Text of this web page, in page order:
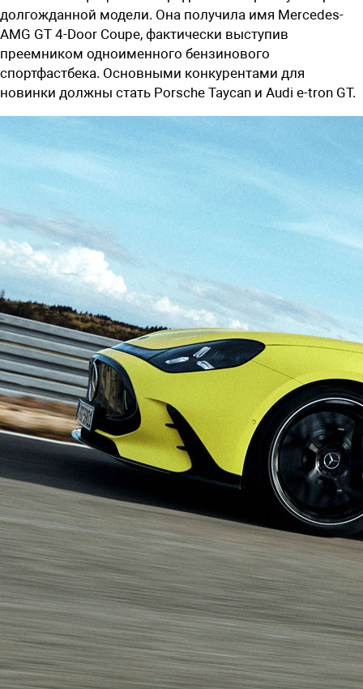
долгожданной модели. Она получила имя Mercedes-
AMG GT 4-Door Coupe, фактически выступив
преемником одноименного бензинового
спортфастбека. Основными конкурентами для
новинки должны стать Porsche Taycan и Audi e-tron GT.